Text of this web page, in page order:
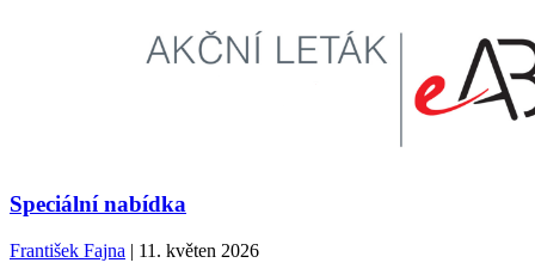
Speciální nabídka
František Fajna | 11. květen 2026